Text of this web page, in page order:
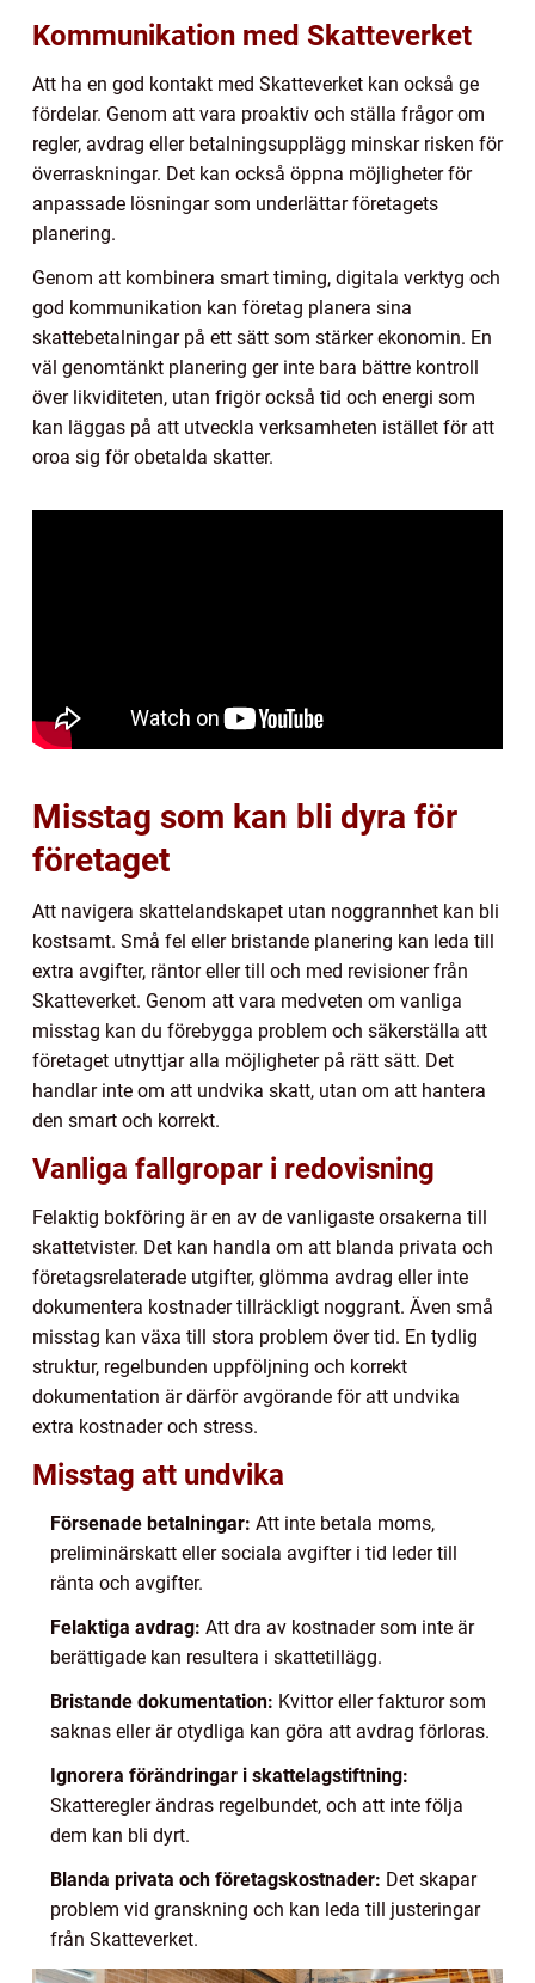
Kommunikation med Skatteverket
Att ha en god kontakt med Skatteverket kan också ge
fördelar. Genom att vara proaktiv och ställa frågor om
regler, avdrag eller betalningsupplägg minskar risken för
överraskningar. Det kan också öppna möjligheter för
anpassade lösningar som underlättar företagets
planering.
Genom att kombinera smart timing, digitala verktyg och
god kommunikation kan företag planera sina
skattebetalningar på ett sätt som stärker ekonomin. En
väl genomtänkt planering ger inte bara bättre kontroll
över likviditeten, utan frigör också tid och energi som
kan läggas på att utveckla verksamheten istället för att
oroa sig för obetalda skatter.
Misstag som kan bli dyra för
företaget
Att navigera skattelandskapet utan noggrannhet kan bli
kostsamt. Små fel eller bristande planering kan leda till
extra avgifter, räntor eller till och med revisioner från
Skatteverket. Genom att vara medveten om vanliga
misstag kan du förebygga problem och säkerställa att
företaget utnyttjar alla möjligheter på rätt sätt. Det
handlar inte om att undvika skatt, utan om att hantera
den smart och korrekt.
Vanliga fallgropar i redovisning
Felaktig bokföring är en av de vanligaste orsakerna till
skattetvister. Det kan handla om att blanda privata och
företagsrelaterade utgifter, glömma avdrag eller inte
dokumentera kostnader tillräckligt noggrant. Även små
misstag kan växa till stora problem över tid. En tydlig
struktur, regelbunden uppföljning och korrekt
dokumentation är därför avgörande för att undvika
extra kostnader och stress.
Misstag att undvika
Försenade betalningar: Att inte betala moms,
preliminärskatt eller sociala avgifter i tid leder till
ränta och avgifter.
Felaktiga avdrag: Att dra av kostnader som inte är
berättigade kan resultera i skattetillägg.
Bristande dokumentation: Kvittor eller fakturor som
saknas eller är otydliga kan göra att avdrag förloras.
Ignorera förändringar i skattelagstiftning:
Skatteregler ändras regelbundet, och att inte följa
dem kan bli dyrt.
Blanda privata och företagskostnader: Det skapar
problem vid granskning och kan leda till justeringar
från Skatteverket.